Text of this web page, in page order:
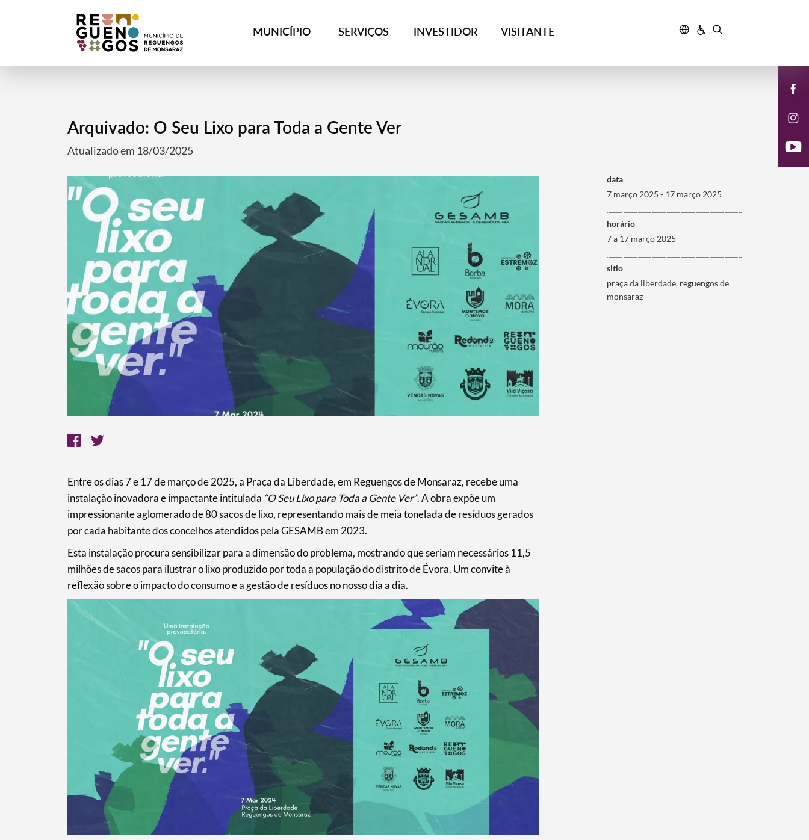
MUNICÍPIO SERVIÇOS INVESTIDOR VISITANTE
Termo de Pesquisa
Categorias gerais
Filtros
Arquivado: O Seu Lixo para Toda a Gente Ver
Atualizado em 18/03/2025
Entre os dias 7 e 17 de março de 2025, a Praça da Liberdade, em Reguengos de Monsaraz, recebe uma
instalação inovadora e impactante intitulada “O Seu Lixo para Toda a Gente Ver”. A obra expõe um
impressionante aglomerado de 80 sacos de lixo, representando mais de meia tonelada de resíduos gerados
por cada habitante dos concelhos atendidos pela GESAMB em 2023.
Esta instalação procura sensibilizar para a dimensão do problema, mostrando que seriam necessários 11,5
milhões de sacos para ilustrar o lixo produzido por toda a população do distrito de Évora. Um convite à
reflexão sobre o impacto do consumo e a gestão de resíduos no nosso dia a dia.
data
7 março 2025 - 17 março 2025
horário
7 a 17 março 2025
sitio
praça da liberdade, reguengos de
monsaraz